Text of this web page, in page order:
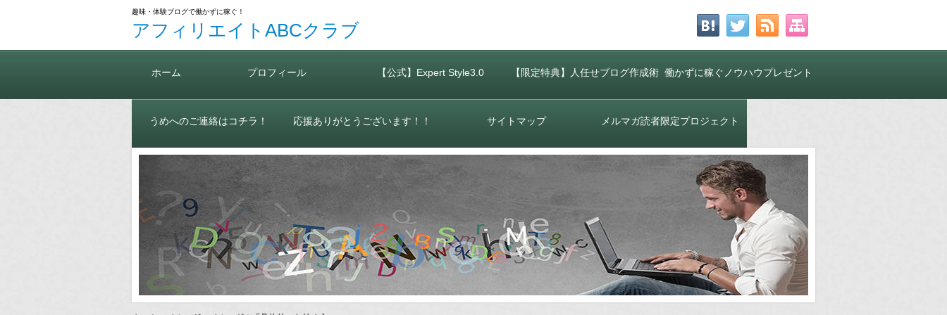
趣味・体験ブログで働かずに稼ぐ！
アフィリエイトABCクラブ
ホーム プロフィール 【公式】Expert Style3.0 【限定特典】人任せブログ作成術 働かずに稼ぐノウハウプレゼント
中！
うめへのご連絡はコチラ！ 応援ありがとうございます！！ サイトマップ メルマガ読者限定プロジェクト